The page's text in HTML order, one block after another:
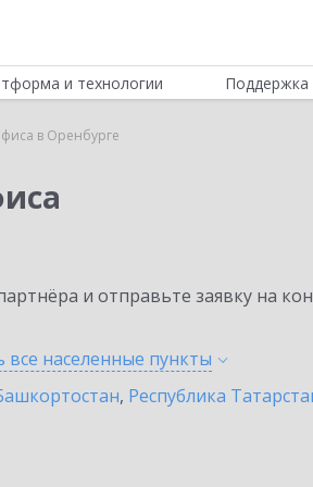
и технологии Поддержка
в Оренбурге
и отправьте заявку на
все населенные пункты
, Республика